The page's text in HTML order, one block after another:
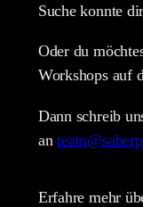
Suche konnte
Oder du
Workshops auf
Dann schreib
an
Erfahre mehr